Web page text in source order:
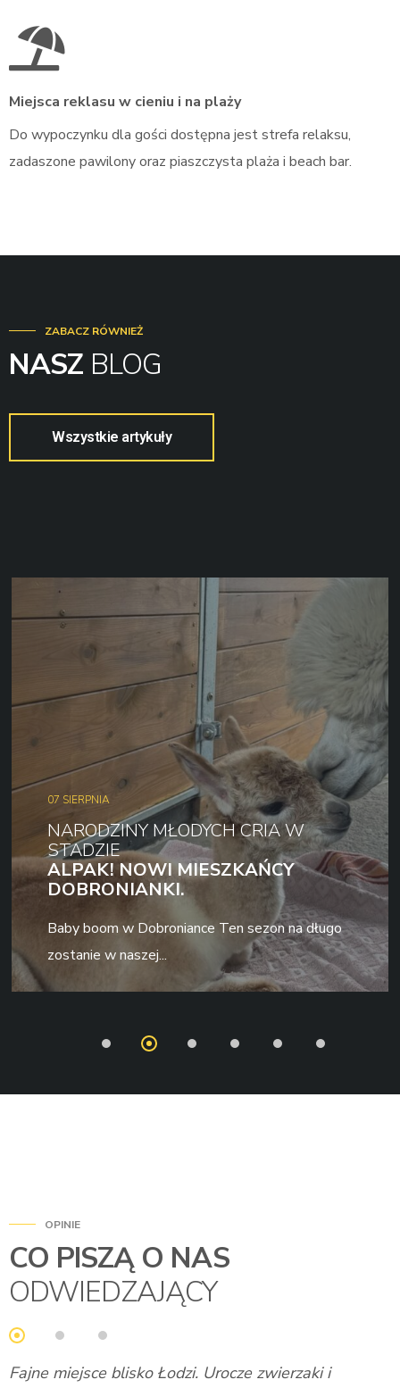
Miejsca reklasu w cieniu i na plaży
Do wypoczynku dla gości dostępna jest strefa relaksu,
zadaszone pawilony oraz piaszczysta plaża i beach bar.
ZABACZ RÓWNIEŻ
NASZ BLOG
Wszystkie artykuły
07 SIERPNIA
NARODZINY MŁODYCH CRIA W
STADZIE
ALPAK! NOWI MIESZKAŃCY
DOBRONIANKI.
Baby boom w Dobroniance Ten sezon na długo
zostanie w naszej...
OPINIE
CO PISZĄ O NAS
ODWIEDZAJĄCY
Fajne miejsce blisko Łodzi. Urocze zwierzaki i